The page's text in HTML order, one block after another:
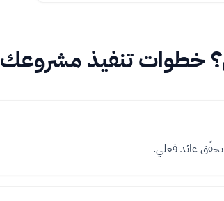
خطوات تنفيذ مشروعك